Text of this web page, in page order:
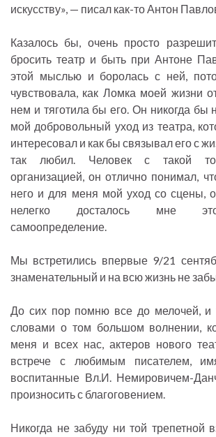
искусству», — писал как-то Антон
Казалось бы, очень просто
бросить театр и быть при Антоне
этой мыслью и боролась с ней,
чувствовала, как Ломка моей жизни
нем и тяготила бы его. Он никогда бы
мой добровольный уход из театра,
интересовал и как бы связывал его с
так любил. Человек с такой
организацией, он отлично понимал,
него и для меня мой уход со сцены,
нелегко досталось мне
самоопределение.
Мы встретились впервые 9/21
знаменательный и на всю жизнь не
До сих пор помню все до мелочей, и
словами о том большом волнении,
меня и всех нас, актеров нового
встрече с любимым писателем,
воспитанные Вл.И. Немировичем-
произносить с благоговением.
Никогда не забуду ни той трепетной